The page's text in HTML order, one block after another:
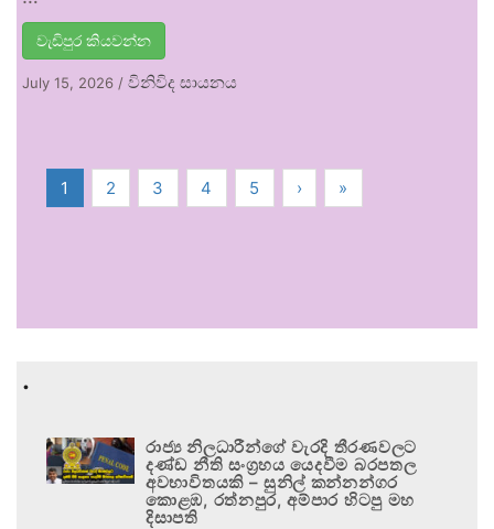
වැඩිපුර කියවන්න
July 15, 2026 / විනිවිද සායනය
1 2 3 4 5 › »
.
රාජ්‍ය නිලධාරීන්ගේ වැරදි තීරණවලට
දණ්ඩ නීති සංග්‍රහය යෙදවීම බරපතල
අවභාවිතයකි – සුනිල් කන්නන්ගර
කොළඹ, රත්නපුර, අම්පාර හිටපු මහ
දිසාපති